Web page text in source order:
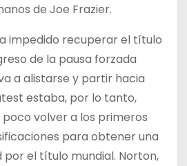
de Joe Frazier.
impedido recuperar el título
de la pausa forzada
a alistarse y partir hacia
estaba, por lo tanto,
volver a los primeros
para obtener una
el título mundial. Norton,